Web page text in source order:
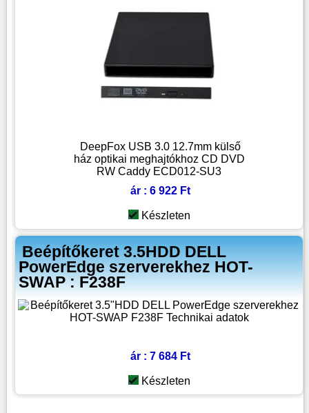
DeepFox USB 3.0 12.7mm külső
ház optikai meghajtókhoz CD DVD
RW Caddy ECD012-SU3
ár : 6 922 Ft
Készleten
Beépítőkeret 3.5HDD DELL
PowerEdge szerverekhez HOT-
SWAP : F238F
ár : 7 684 Ft
Készleten